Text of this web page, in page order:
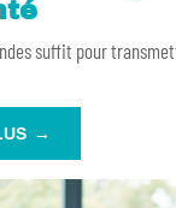
suffit pour